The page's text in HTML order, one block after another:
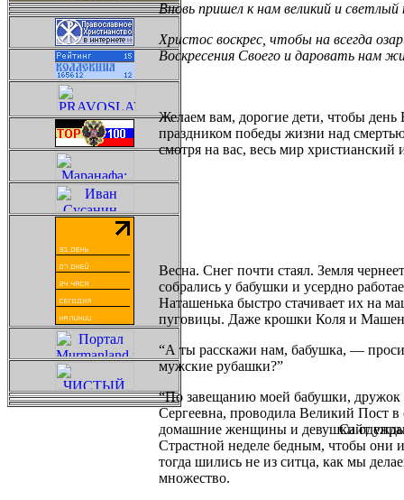
Вновь пришел к нам великий и
Христос воскрес, чтобы на всегда
Воскресения Своего и даровать нам
Желаем вам, дорогие дети, чтобы день
праздником победы жизни над
смотря на вас, весь мир христианский
Весна. Снег почти стаял. Земля
собрались у бабушки и усердно
Наташенька быстро стачивает их на
пуговицы. Даже крошки Коля и
“А ты расскажи нам, бабушка, —
мужские рубашки?”
“По завещанию моей бабушки,
Сергеевна, проводила Великий Пост
домашние женщины и девушки одежды
Страстной неделе бедным, чтобы они
тогда шились не из ситца, как мы
множество.
Сайт